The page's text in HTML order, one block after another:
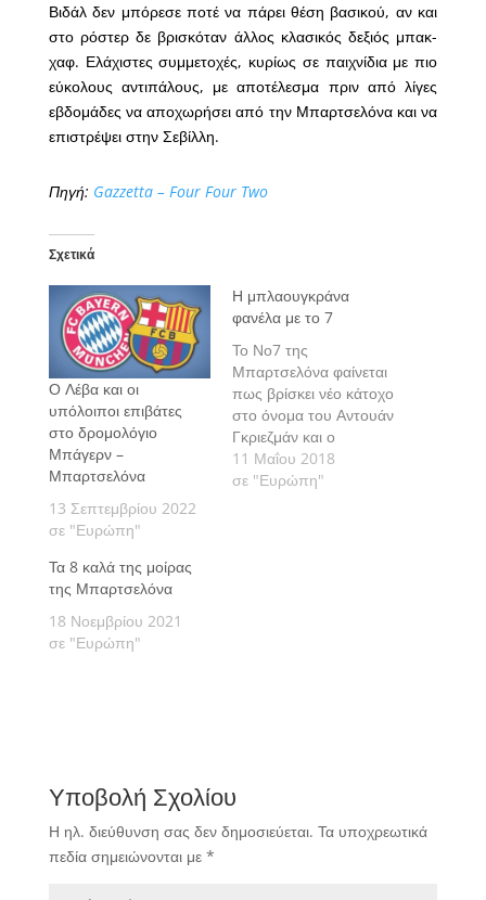
Βιδάλ δεν μπόρεσε ποτέ να πάρει θέση βασικού, αν και
στο ρόστερ δε βρισκόταν άλλος κλασικός δεξιός μπακ-
χαφ. Ελάχιστες συμμετοχές, κυρίως σε παιχνίδια με πιο
εύκολους αντιπάλους, με αποτέλεσμα πριν από λίγες
εβδομάδες να αποχωρήσει από την Μπαρτσελόνα και να
επιστρέψει στην Σεβίλλη.
Πηγή: Gazzetta – Four Four Two
Σχετικά
Ο Λέβα και οι
υπόλοιποι επιβάτες
στο δρομολόγιο
Μπάγερν –
Μπαρτσελόνα
13 Σεπτεμβρίου 2022
σε "Ευρώπη"
Η μπλαουγκράνα
φανέλα με το 7
Το Νο7 της
Μπαρτσελόνα φαίνεται
πως βρίσκει νέο κάτοχο
στο όνομα του Αντουάν
Γκριεζμάν και ο
Δημοσθένης
Γεωργακόπουλος
11 Μαΐου 2018
σε "Ευρώπη"
Τα 8 καλά της μοίρας
της Μπαρτσελόνα
18 Νοεμβρίου 2021
σε "Ευρώπη"
Υποβολή Σχολίου
Η ηλ. διεύθυνση σας δεν δημοσιεύεται. Τα υποχρεωτικά
πεδία σημειώνονται με *